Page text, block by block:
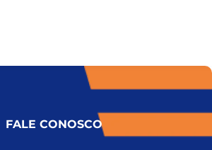
FALE CONOSCO